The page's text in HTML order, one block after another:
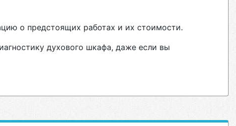
о предстоящих работах и их стоимости.
духового шкафа, даже если вы